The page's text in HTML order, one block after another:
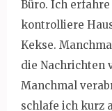
Büro. Ich
kontrolliere
Kekse.
die Nachrichten
Manchmal
schlafe ich kurz